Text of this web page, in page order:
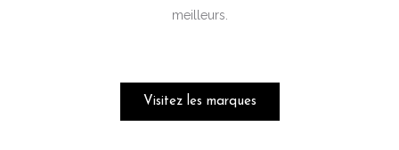
meilleurs.
Visitez les marques